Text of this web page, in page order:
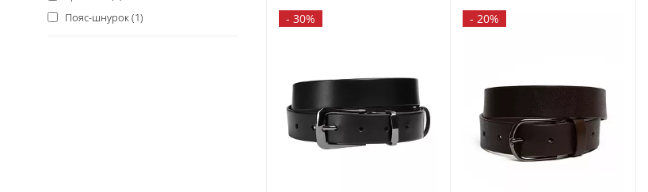
Пояс-шнурок (1)
- 30% -20%